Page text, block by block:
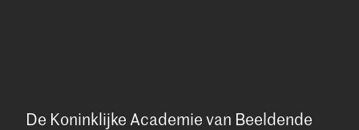
De Koninklijke Academie van Beeldende